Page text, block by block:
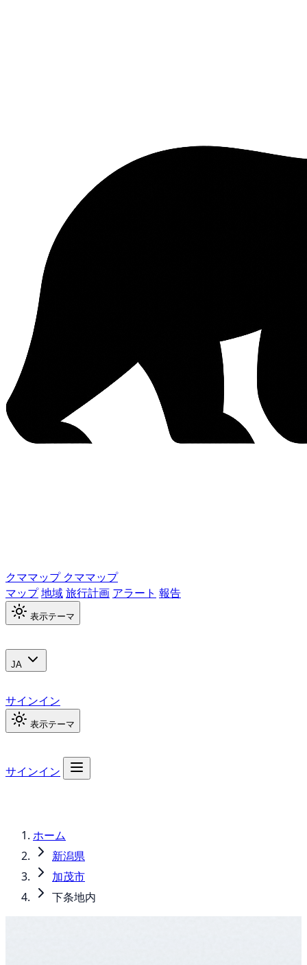
クママップ クママップ
マップ地域旅行計画 アラート 報告
表示テーマ
JA
サインイン
表示テーマ
サインイン
ホーム
新潟県
加茂市
下条地内